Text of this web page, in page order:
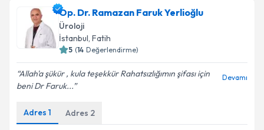
Op. Dr. Ramazan Faruk Yerlioğlu
Üroloji
İstanbul, Fatih
5 (14 Değerlendirme)
Allah'a şükür , kula teşekkür Rahatsızlığımın şifası için
beni Dr Faruk...
Devamı
Adres 1 Adres 2